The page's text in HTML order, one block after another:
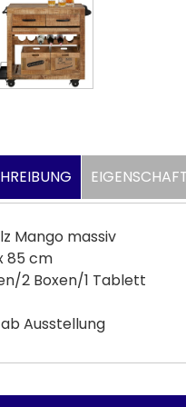
Mango massiv
85 cm
2 Boxen/1 Tablett
Ausstellung